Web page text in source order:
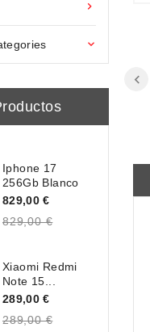


Iphone 17
256Gb Blanco
829,00 €
829,00 €
Xiaomi Redmi
Note 15...
289,00 €
289,00 €